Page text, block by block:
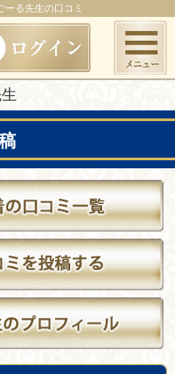
る先生の口コミ